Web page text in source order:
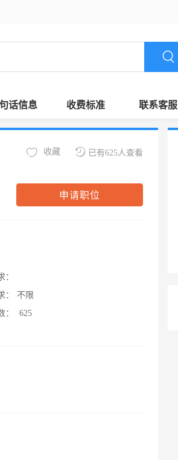
话信息 收费标准 联系客服
已有625人查看
收藏
申请职位
：
：
不限
：
625